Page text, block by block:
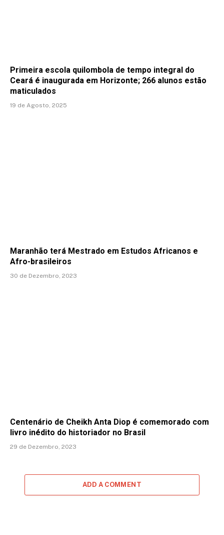
Primeira escola quilombola de tempo integral do
Ceará é inaugurada em Horizonte; 266 alunos estão
maticulados
19 de Agosto, 2025
Maranhão terá Mestrado em Estudos Africanos e
Afro-brasileiros
30 de Dezembro, 2023
Centenário de Cheikh Anta Diop é comemorado com
livro inédito do historiador no Brasil
29 de Dezembro, 2023
ADD A COMMENT